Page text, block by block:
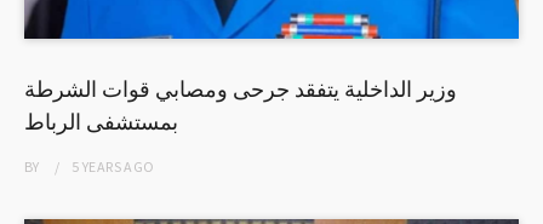
وزير الداخلية يتفقد جرحى ومصابي قوات الشرطة
بمستشفى الرباط
BY 5 YEARSAGO